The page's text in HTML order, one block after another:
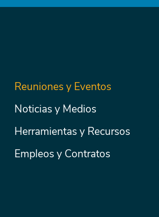
Secondary
Reuniones y Eventos
Noticias y Medios
Herramientas y Recursos
Empleos y Contratos